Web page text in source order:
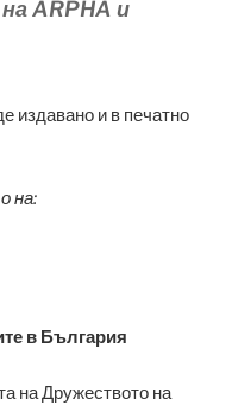
ARPHA и
издавано и в печатно
на:
в България
на Дружеството на